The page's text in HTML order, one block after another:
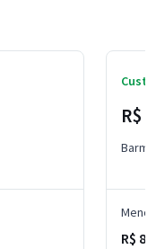
R$
R$